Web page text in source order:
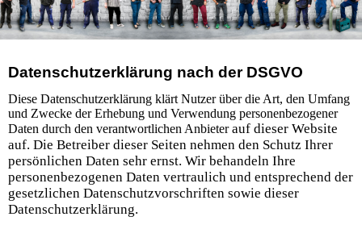
Datenschutzerklärung nach der DSGVO
Diese Datenschutzerklärung klärt Nutzer über die Art, den Umfang
und Zwecke der Erhebung und Verwendung personenbezogener
Daten durch den verantwortlichen Anbieterauf dieser Website
auf. Die Betreiber dieser Seiten nehmen den Schutz Ihrer
persönlichen Daten sehr ernst. Wir behandeln Ihre
personenbezogenen Daten vertraulich und entsprechend der
gesetzlichen Datenschutzvorschriften sowie dieser
Datenschutzerklärung.